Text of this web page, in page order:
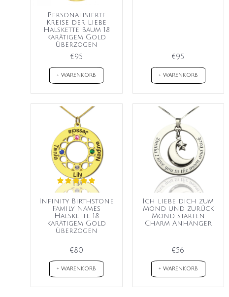
Personalisierte
Kreise der Liebe
Halskette Baum 18
karätigem Gold
überzogen
€95
+ WARENKORB
€95
+ WARENKORB
Infinity Birthstone
Family Names
Halskette 18
karätigem Gold
überzogen
€80
+ WARENKORB
Ich liebe dich zum
Mond und zurück
Mond starten
Charm Anhänger
€56
+ WARENKORB